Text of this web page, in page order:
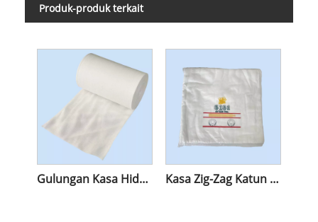
Produk-produk terkait
Gulungan Kasa Hidrofilik Penyerap Medis Kasa Zig-Zag Katun Penyerap